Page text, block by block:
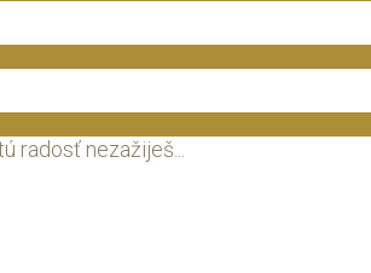
radosť nezažiješ...